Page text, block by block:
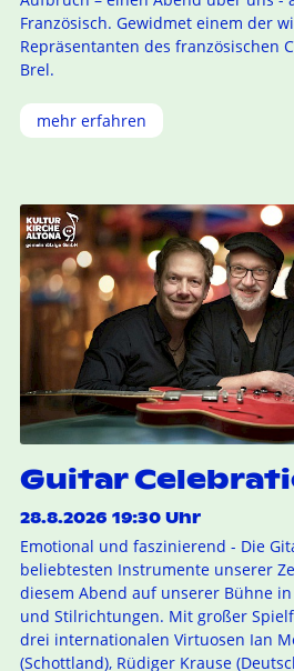
Französisch. Gewidmet einem der
Repräsentanten des französischen
Brel.
mehr erfahren
Guitar
28.8.2026 19:30 Uhr
Emotional und faszinierend - Die
beliebtesten Instrumente unserer
diesem Abend auf unserer Bühne
und Stilrichtungen. Mit großer
drei internationalen Virtuosen Ian
(Schottland), Rüdiger Krause